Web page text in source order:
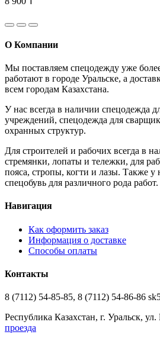
О Компании
Мы поставляем спецодежду уже
работают в городе Уральске, а
всем городам Казахстана.
У нас всегда в наличии спецодежда
учреждений, спецодежда для
охранных структур.
Для строителей и рабочих всегда в
стремянки, лопаты и тележки, для
пояса, стропы, когти и лазы. Также
спецобувь для различного рода работ.
Навигация
Как оформить заказ
Информация о доставке
Способы оплаты
Контакты
8 (7112) 54-85-85, 8 (7112) 54-86-86
Республика Казахстан, г. Уральск,
проезда